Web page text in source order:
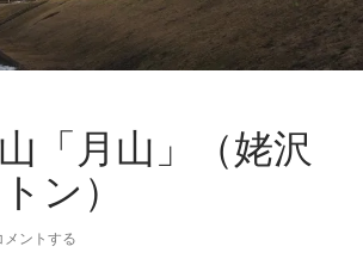
輪
山
コ
ス
ピ
「月山」（姥沢
ン）
メントする